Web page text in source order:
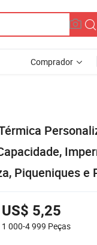
Comprador
Piqueniques e
US$ 5,25
1 000-4 999 Peças